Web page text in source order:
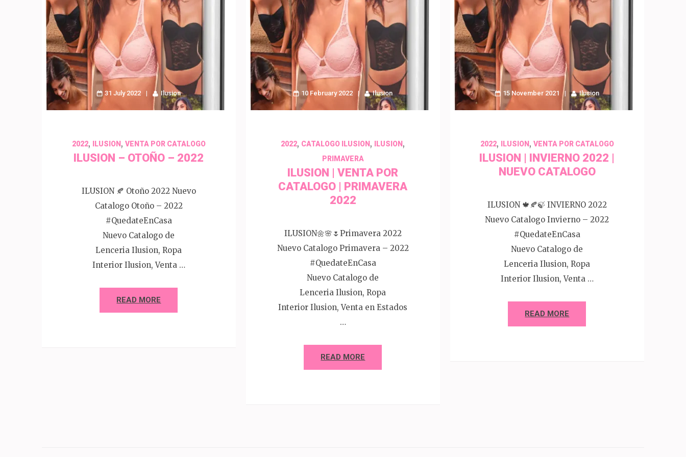
31 July 2022 Ilusion
2022, ILUSION, VENTA POR CATALOGO
ILUSION – OTOÑO – 2022
ILUSION 🍂 Otoño 2022 Nuevo
Catalogo Otoño – 2022
#QuedateEnCasa
Nuevo Catalogo de
Lenceria Ilusion, Ropa
Interior Ilusion, Venta …
READ MORE
10 February 2022 Ilusion
2022, CATALOGO ILUSION , ILUSION ,
PRIMAVERA
ILUSION | VENTA POR
CATALOGO | PRIMAVERA
2022
ILUSION🌼🌸🌷Primavera 2022
Nuevo Catalogo Primavera – 2022
#QuedateEnCasa
Nuevo Catalogo de
Lenceria Ilusion, Ropa
Interior Ilusion, Venta en Estados
…
READ MORE
15 November 2021 Ilusion
2022, ILUSION, VENTA POR CATALOGO
ILUSION | INVIERNO 2022 |
NUEVO CATALOGO
ILUSION 🍁🍂🍃 INVIERNO 2022
Nuevo Catalogo Invierno – 2022
#QuedateEnCasa
Nuevo Catalogo de
Lenceria Ilusion, Ropa
Interior Ilusion, Venta …
READ MORE